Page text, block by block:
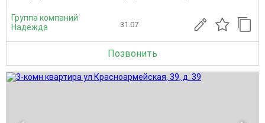
Группа компаний
Надежда
31.07
Позвонить